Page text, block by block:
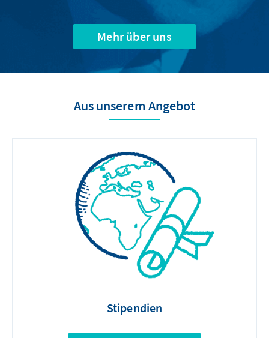
Mehr über uns
Aus unserem Angebot
Stipendien